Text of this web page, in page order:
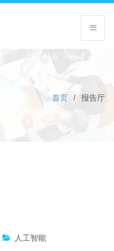
首页 / 报告厅
人工智能